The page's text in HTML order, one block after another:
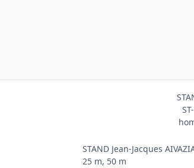
STAND Jean-Jacques
25 m, 50 m